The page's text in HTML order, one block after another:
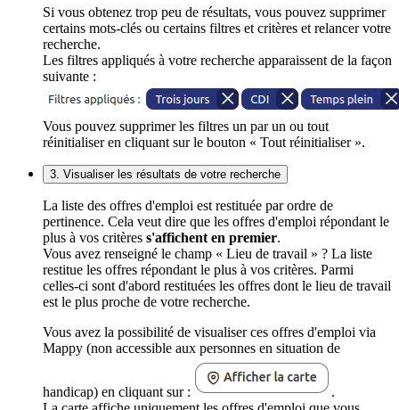
Si vous obtenez trop peu de résultats, vous pouvez supprimer
certains mots-clés ou certains filtres et critères et relancer votre
recherche.
Les filtres appliqués à votre recherche apparaissent de la façon
suivante :
Vous pouvez supprimer les filtres un par un ou tout
réinitialiser en cliquant sur le bouton « Tout réinitialiser ».
3. Visualiser les résultats de votre recherche
La liste des offres d'emploi est restituée par ordre de
pertinence. Cela veut dire que les offres d'emploi répondant le
plus à vos critères s'affichent en premier.
Vous avez renseigné le champ « Lieu de travail » ? La liste
restitue les offres répondant le plus à vos critères. Parmi
celles-ci sont d'abord restituées les offres dont le lieu de travail
est le plus proche de votre recherche.
Vous avez la possibilité de visualiser ces offres d'emploi via
Mappy (non accessible aux personnes en situation de
handicap) en cliquant sur :
.